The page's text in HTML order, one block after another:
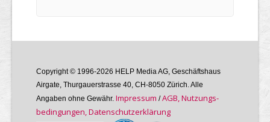
Copyright © 1996-2026 HELP Media AG, Geschäftshaus
Airgate, Thurgauer­strasse 40, CH-8050 Zürich. Alle
Angaben ohne Gewähr. Im­pres­sum /AGB, Nutzungs­
bedin­gungen, Daten­schutz­er­klärung